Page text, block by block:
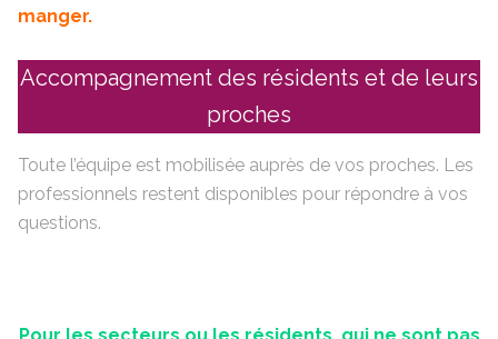
manger.
Accompagnement des résidents et de leurs
proches
Toute l’équipe est mobilisée auprès de vos proches. Les
professionnels restent disponibles pour répondre à vos
questions.